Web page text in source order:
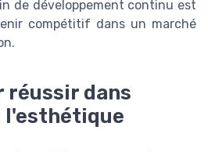
de développement continu est
compétitif dans un marché
réussir dans
l'esthétique